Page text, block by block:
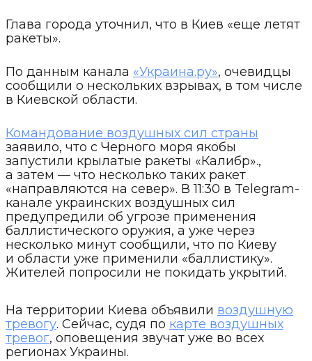
Глава города уточнил, что в Киев «еще летят
ракеты».
По данным канала «Украина.ру», очевидцы
сообщили о нескольких взрывах, в том числе
в Киевской области.
Командование воздушных сил страны
заявило, что с Черного моря якобы
запустили крылатые ракеты «Калибр».,
а затем — что несколько таких ракет
«направляются на север». В 11:30 в Telegram-
канале украинских воздушных сил
предупредили об угрозе применения
баллистического оружия, а уже через
несколько минут сообщили, что по Киеву
и области уже применили «баллистику».
Жителей попросили не покидать укрытий.
На территории Киева объявили воздушную
тревогу. Сейчас, судя по карте воздушных
тревог, оповещения звучат уже во всех
регионах Украины.